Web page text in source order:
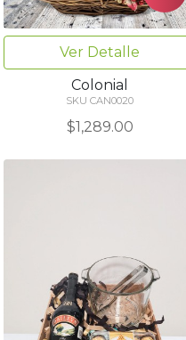
Ver Detalle
Colonial
SKU CAN0020
$1,289.00